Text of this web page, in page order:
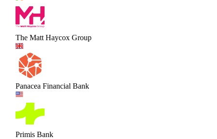
The Matt Haycox Group
Panacea Financial Bank
Primis Bank